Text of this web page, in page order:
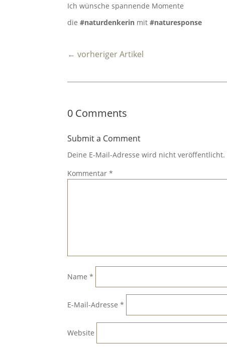
Ich wünsche spannende Momente
die#naturdenkerin mit #naturesponse
←vorheriger Artikel
0 Comments
Submit a Comment
Deine E-Mail-Adresse wird nicht veröffentlicht.
Kommentar*
Name*
E-Mail-Adresse*
Website